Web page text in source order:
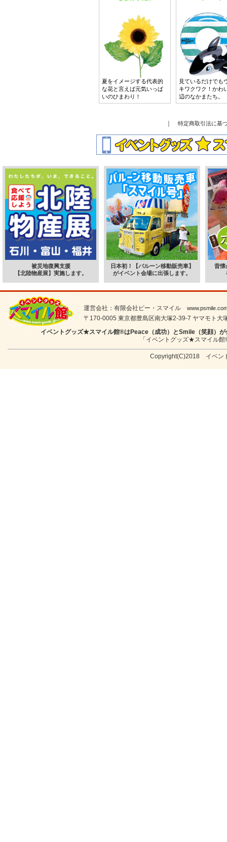
夏をイメージする代表的
な花と言えば元気いっぱ
いのひまわり！
見ているだけでも
キワクワク！かわ
辺のなかまたち。
｜ 特定商取引法に基
被災地復興支援
【北陸物産展】実施します。
日本初！【バルーン移動販売車】
がイベント会場に出張します。
昔懐
運営会社：有限会社ピー・スマイル
〒170-0005 東京都豊島区南大塚2-39-7 ヤマモト
イベントグッズ★スマイル館®はPeace（成功）とSmile（笑顔）
「イベントグッズ★スマイル
Copyright(C)2018 イベン